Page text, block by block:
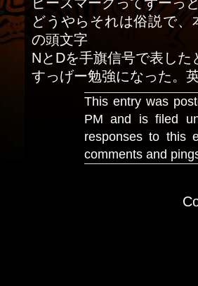
どうやらそれは俗説で、
の頭文字
NとDを手旗信号で表し
すっげー勉強になった。
This entry was
PM and is filed
responses to this
comments and